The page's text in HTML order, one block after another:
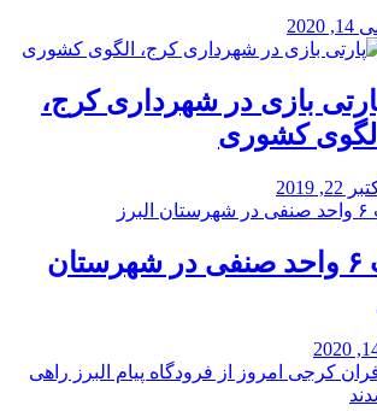
2020
بازی در شهرداری کرج،
الگوی کشوری
22, 2019
پلمب ۶ واحد صنفی در شهرستان